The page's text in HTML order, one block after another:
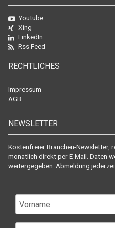
Youtube
Xing
LinkedIn
Rss Feed
RECHTLICHES
Impressum
AGB
NEWSLETTER
Kostenfreier Branchen-Newsletter,
monatlich direkt per E-Mail. Daten
weitergegeben. Abmeldung